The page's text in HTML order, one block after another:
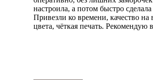
настроила, а потом быстро сделала
Привезли ко времени, качество на
цвета, чёткая печать. Рекомендую